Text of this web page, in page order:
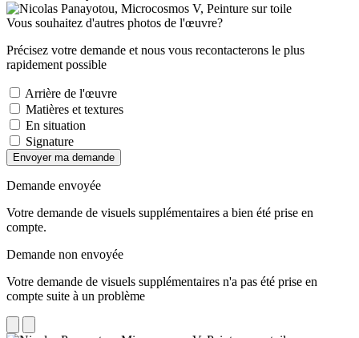
Vous souhaitez d'autres photos de l'œuvre?
Précisez votre demande et nous vous recontacterons le plus
rapidement possible
Arrière de l'œuvre
Matières et textures
En situation
Signature
Envoyer ma demande
Demande envoyée
Votre demande de visuels supplémentaires a bien été prise en
compte.
Demande non envoyée
Votre demande de visuels supplémentaires n'a pas été prise en
compte suite à un problème